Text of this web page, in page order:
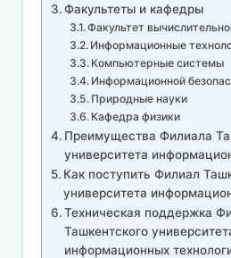
Факультеты и кафедры
Факультет
Информационные
Компьютерные системы
Информационной
Природные науки
Кафедра физики
Преимущества Филиала
университета
Как поступить Филиал
университета
Техническая поддержка
Ташкентского
информационных